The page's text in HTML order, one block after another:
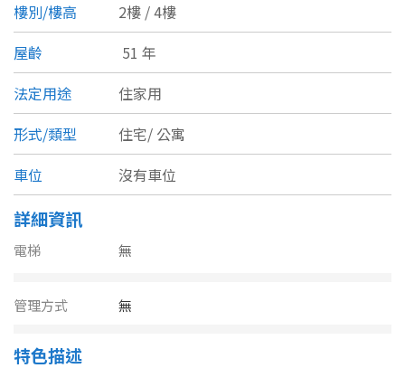
桃園市
新竹市
新竹縣
苗栗縣
台中市
雲林縣
類型(可複選)
公寓
別墅 透天厝
農舍 辦公
坪數
樓別/樓高
2樓 / 4樓
屋齡
51 年
法定用途
住家用
形式/類型
住宅/ 公寓
車位
沒有車位
詳細資訊
電梯 無
管理方式 無
特色描述